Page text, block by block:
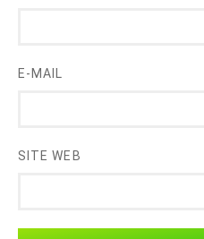
E-MAIL
SITE WEB